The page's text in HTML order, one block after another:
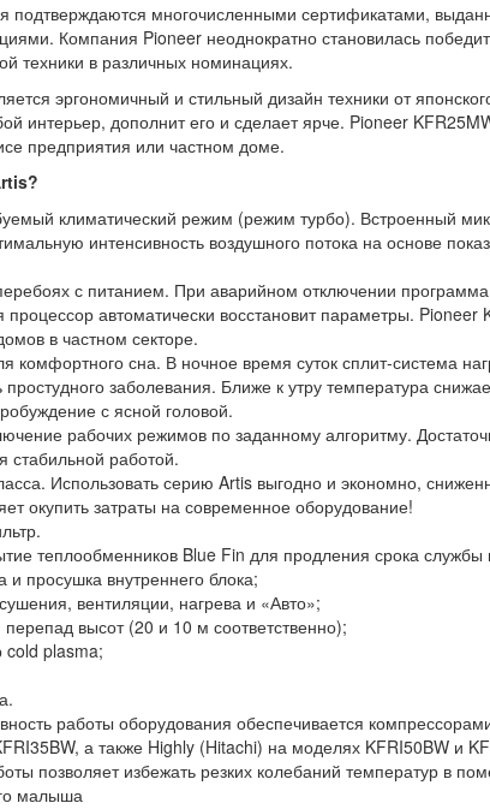
подтверждаются многочисленными сертификатами,
Компания Pioneer неоднократно становилась
техники в различных номинациях.
эргономичный и стильный дизайн техники от
интерьер, дополнит его и сделает ярче. Pioneer
предприятия или частном доме.
климатический режим (режим турбо). Встроенный
интенсивность воздушного потока на основе
с питанием. При аварийном отключении
процессор автоматически восстановит параметры. Pioneer
в частном секторе.
сна. В ночное время суток сплит-система
простудного заболевания. Ближе к утру температура
с ясной головой.
рабочих режимов по заданному алгоритму.
стабильной работой.
Использовать серию Artis выгодно и экономно,
окупить затраты на современное оборудование!
теплообменников Blue Fin для продления срока службы
и просушка внутреннего блока;
вентиляции, нагрева и «Авто»;
высот (20 и 10 м соответственно);
cold plasma;
работы оборудования обеспечивается
а также Highly (Hitachi) на моделях KFRI50BW и
позволяет избежать резких колебаний температур в
малыша